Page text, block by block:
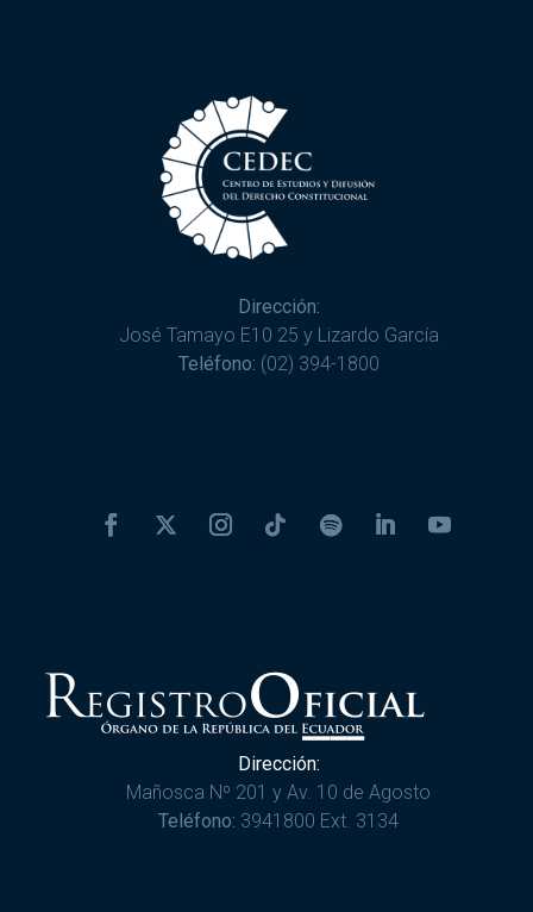
Dirección:
José Tamayo E10 25 y Lizardo García
Teléfono: (02) 394-1800
Dirección:
Mañosca Nº 201 y Av. 10 de Agosto
Teléfono: 3941800 Ext. 3134